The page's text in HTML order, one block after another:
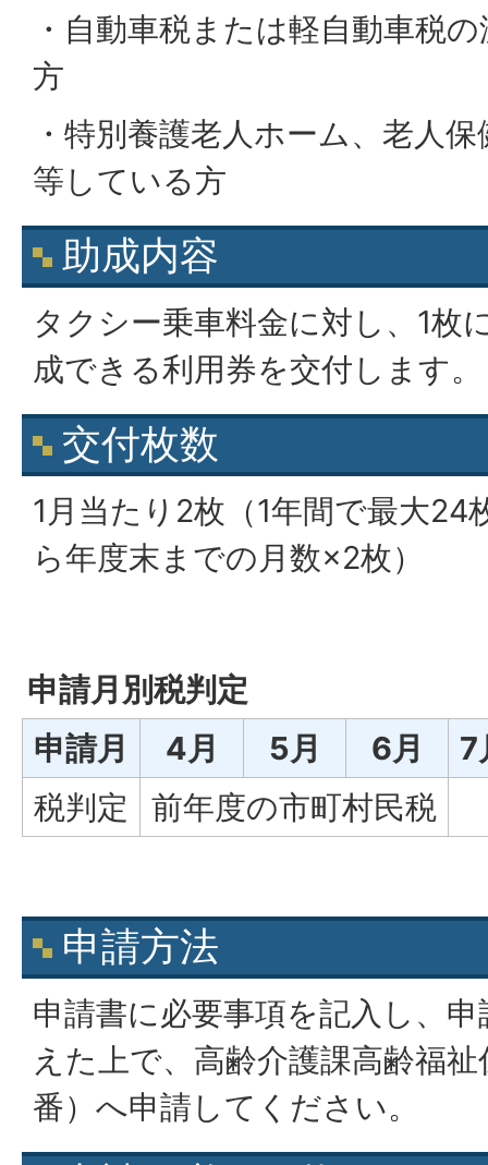
・自動車税または軽自動車税
方
・特別養護老人ホーム、老人
等している方
助成内容
タクシー乗車料金に対し、1枚
成できる利用券を交付します。
交付枚数
1月当たり2枚（1年間で最大24
ら年度末までの月数×2枚）
申請月別税判定
申請月
4月 5月 6月
7
税判定
前年度の市町村民税
申請方法
申請書に必要事項を記入し、
えた上で、高齢介護課高齢福
番）へ申請してください。